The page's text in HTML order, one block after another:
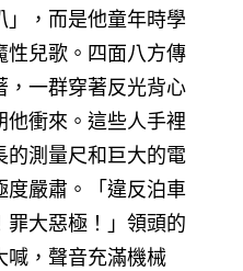
，而是他童年時學
性兒歌。四面八方傳
，一群穿著反光背心
衝來。這些人手裡
的測量尺和巨大的電
度嚴肅。「違反泊車
大惡極！」領頭的
喊，聲音充滿機械